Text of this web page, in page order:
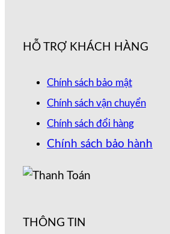
HỖ TRỢ KHÁCH HÀNG
Chính sách bảo mật
Chính sách vận chuyển
Chính sách đổi hàng
Chính sách bảo hành
THÔNG TIN